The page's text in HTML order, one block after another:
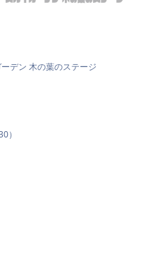
デン 木の葉のステージ
0）